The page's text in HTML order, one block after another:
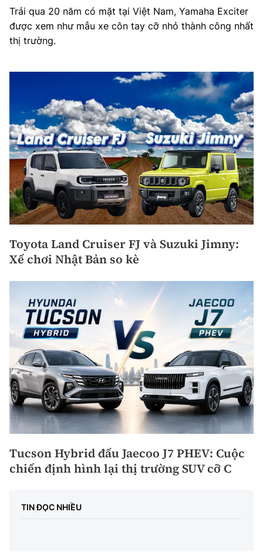
Trải qua 20 năm có mặt tại Việt Nam, Yamaha Exciter
được xem như mẫu xe côn tay cỡ nhỏ thành công nhất
thị trường.
Toyota Land Cruiser FJ và Suzuki Jimny:
Xế chơi Nhật Bản so kè
Tucson Hybrid đấu Jaecoo J7 PHEV: Cuộc
chiến định hình lại thị trường SUV cỡ C
TIN ĐỌC NHIỀU